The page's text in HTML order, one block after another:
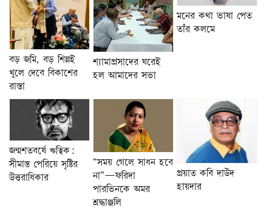
বড় জমি, বড় শিল্পই
খুলে দেবে বিকাশের
রাস্তা
শ্যামাপ্রসাদের ঘরেই
হল আমাদের সভা
মনের কথা ভাষা পেত
তাঁর কলমে
জন্মশতবর্ষে ঋত্বিক:
সীমান্ত পেরিয়ে সৃষ্টির
উত্তরাধিকার
“সময় গেলে সাধন হবে
না”—ফরিদা
পারভিনকে অমর
শ্রদ্ধাঞ্জলি
প্রয়াত কবি দাউদ
হায়দার